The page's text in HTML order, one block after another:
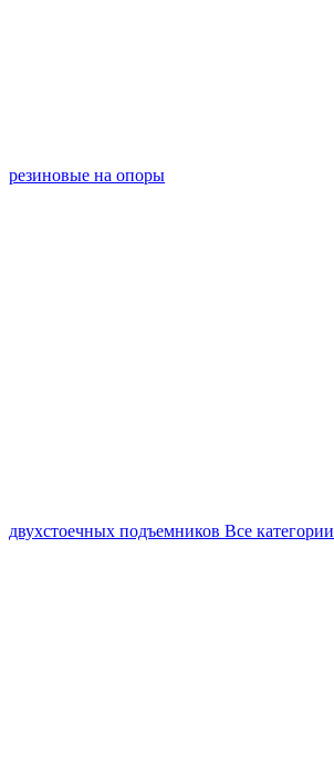
резиновые на опоры
двухстоечных подъемников Все категории